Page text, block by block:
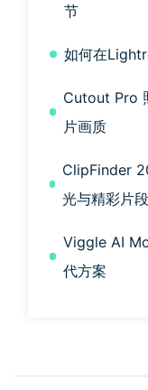
节
如何在
Cutout Pro
片画质
ClipFinder
光与精彩片段
Viggle AI
代方案